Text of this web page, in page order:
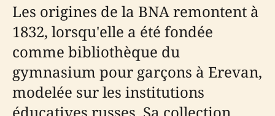
Les origines de la BNA remontent à
1832, lorsqu'elle a été fondée
comme bibliothèque du
gymnasium pour garçons à Erevan,
modelée sur les institutions
éducatives russes. Sa collection